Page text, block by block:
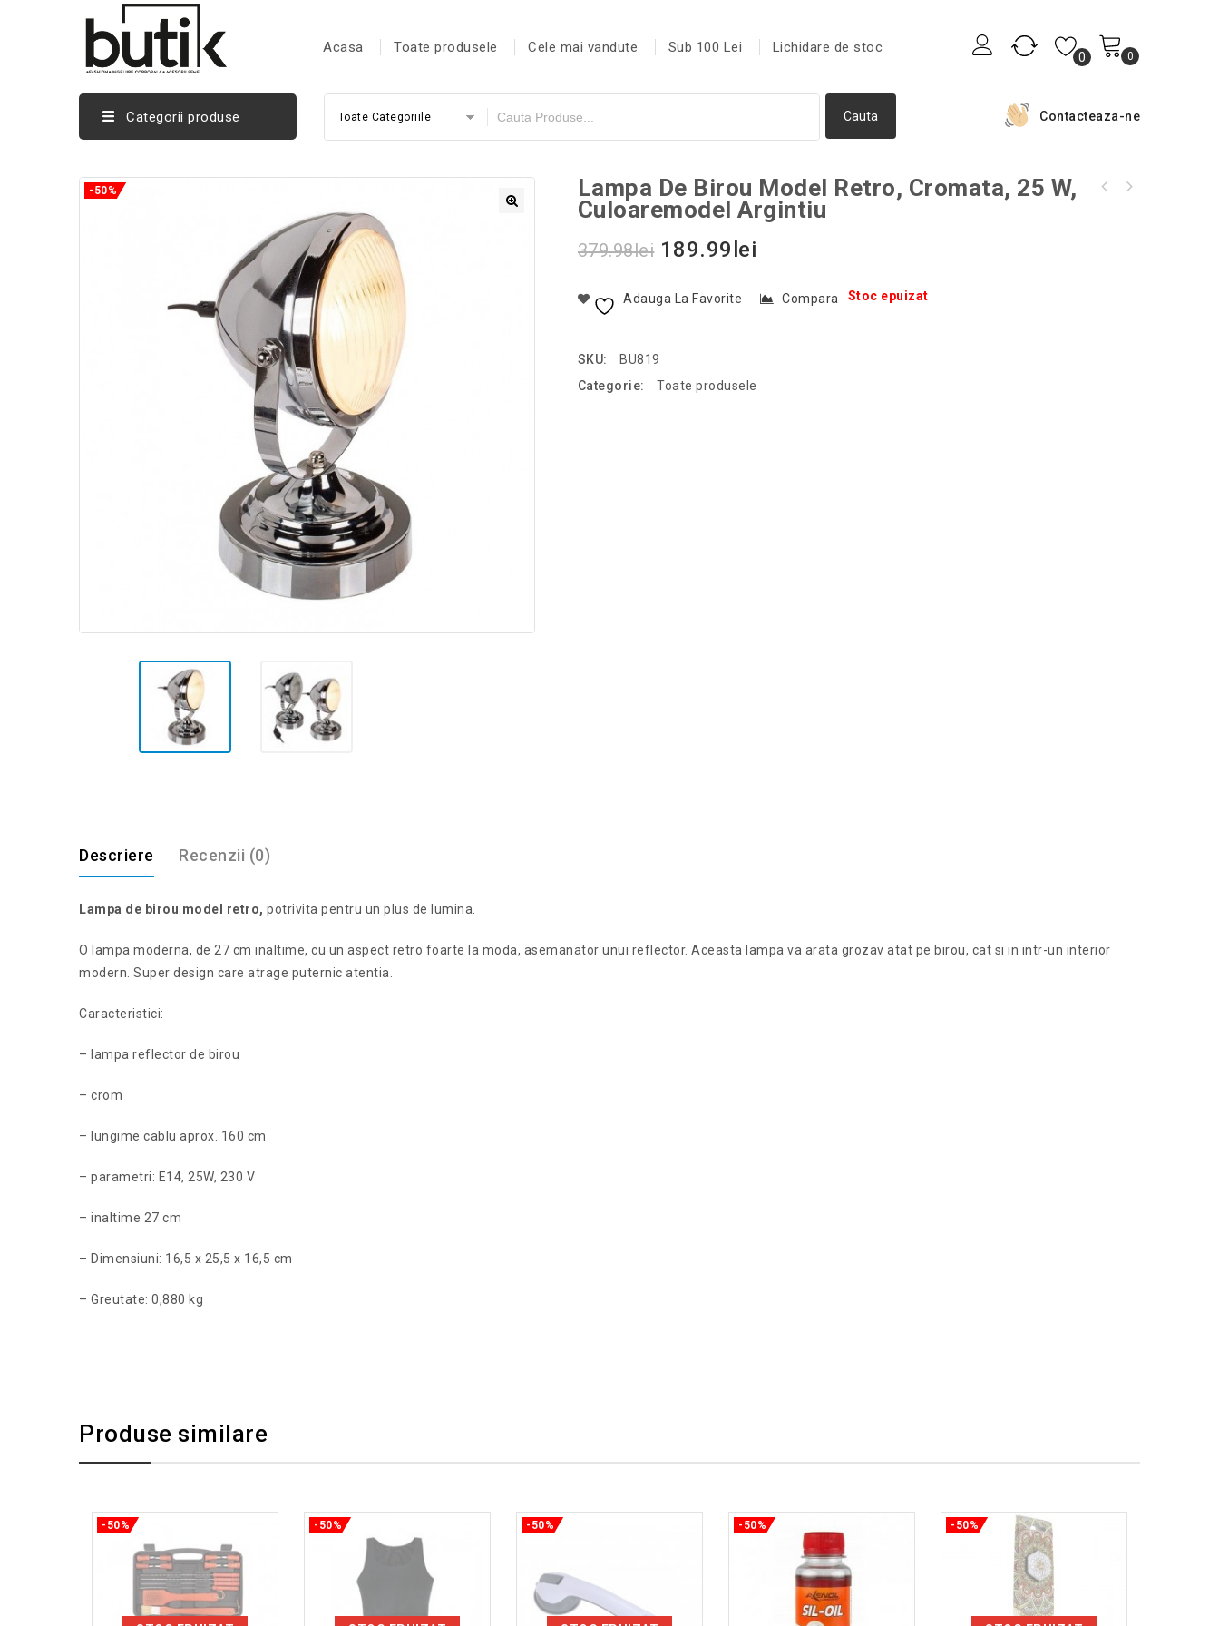
Acasa Toate produsele Cele mai vandute Sub 100 Lei Lichidare de stoc
0 0
Categorii produse Toate Categoriile Contacteaza-ne
-50%
Lampa De Birou Model Retro, Cromata, 25 W,
Culoaremodel Argintiu
379.98lei 189.99 lei
Stoc epuizat
Adauga La Favorite Compara
SKU:
BU819
Categorie:
Toate produsele
Descriere Recenzii (0)
Lampa de birou model retro, potrivita pentru un plus de lumina.
O lampa moderna, de 27 cm inaltime, cu un aspect retro foarte la moda, asemanator unui reflector. Aceasta lampa va arata grozav atat pe birou, cat si in intr-un interior
modern. Super design care atrage puternic atentia.
Caracteristici:
– lampa reflector de birou
– crom
– lungime cablu aprox. 160 cm
– parametri: E14, 25W, 230 V
– inaltime 27 cm
– Dimensiuni: 16,5 x 25,5 x 16,5 cm
– Greutate: 0,880 kg
Produse similare
-50% -50% -50% -50% -50%